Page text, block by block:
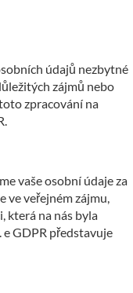
údajů nezbytné
zájmů nebo
zpracování na
vaše osobní údaje za
ve veřejném zájmu,
která na nás byla
e GDPR představuje